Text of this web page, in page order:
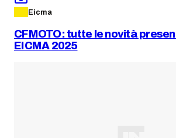
Eicma
CFMOTO: tutte le novità
EICMA 2025